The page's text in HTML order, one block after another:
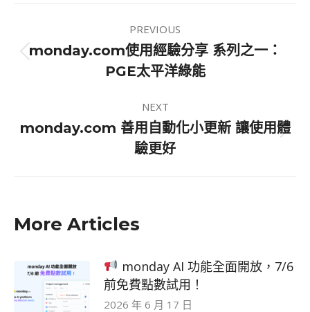
navigation
PREVIOUS
Previous
post:
monday.com使用經驗分享 系列之一：
PGE太平洋綠能
NEXT
Next
post:
monday.com 善用自動化小更新 讓使用體
驗更好
More Articles
monday AI 功能全面開放，7/6
前免費點數試用！
2026 年 6 月 17 日